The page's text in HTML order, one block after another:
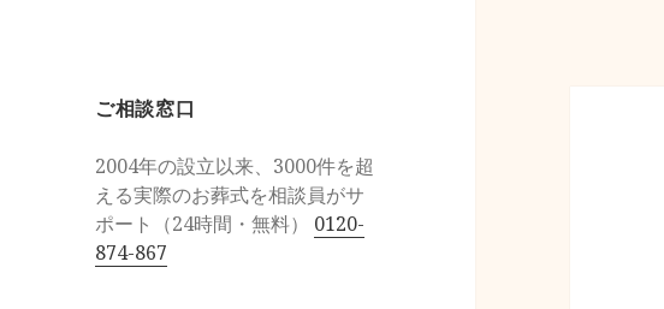
ご相談窓口
2004年の設立以来、3000件を超
える実際のお葬式を相談員がサ
ポート（24時間・無料） 0120-
874-867